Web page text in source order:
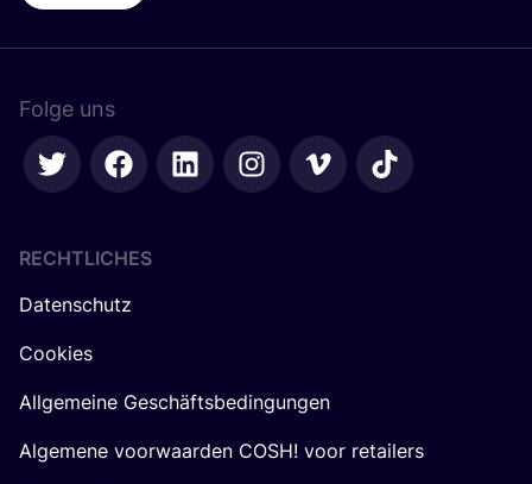
Folge uns
RECHTLICHES
Datenschutz
Cookies
Allgemeine Geschäftsbedingungen
Algemene voorwaarden COSH! voor retailers